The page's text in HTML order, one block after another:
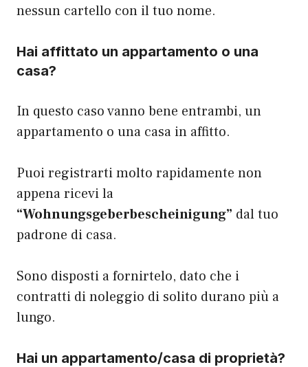
nessun cartello con il tuo nome.
Hai affittato un appartamento o una
casa?
In questo caso vanno bene entrambi, un
appartamento o una casa in affitto.
Puoi registrarti molto rapidamente non
appena ricevi la
“Wohnungsgeberbescheinigung” dal tuo
padrone di casa.
Sono disposti a fornirtelo, dato che i
contratti di noleggio di solito durano più a
lungo.
Hai un appartamento/casa di proprietà?